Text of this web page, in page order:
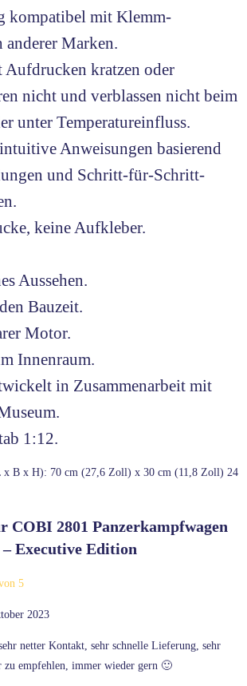
kompatibel mit Klemm-
anderer Marken.
kratzen oder
nicht und verblassen nicht beim
unter Temperatureinfluss.
Anweisungen basierend
und Schritt-für-Schritt-
keine Aufkleber.
Aussehen.
Bauzeit.
Motor.
Innenraum.
in Zusammenarbeit mit
1:12.
x B x H): 70 cm (27,6 Zoll) x 30 cm (11,8 Zoll) 24
COBI 2801 Panzerkampfwagen
Executive Edition
5
2023
netter Kontakt, sehr schnelle Lieferung, sehr
zu empfehlen, immer wieder gern 🙂